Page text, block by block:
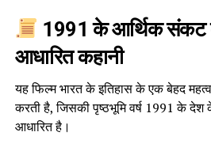
1991 के आर्थिक संकट
आधारित कहानी
यह फिल्म भारत के इतिहास के एक बेहद
करती है, जिसकी पृष्ठभूमि वर्ष 1991 के
आधारित है।